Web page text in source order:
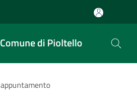
Comune di Pioltello